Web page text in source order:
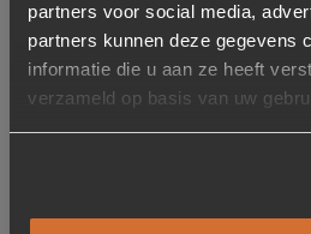
partners voor social media,
partners kunnen deze gegevens
informatie die u aan ze heeft
verzameld op basis van uw
189,-
Oorspronkelijke prijs was:
35,-
Huidige prijs is: 35,-.
Op voorraad
Op
Wat kunnen wij voor
Snel op de juiste plek